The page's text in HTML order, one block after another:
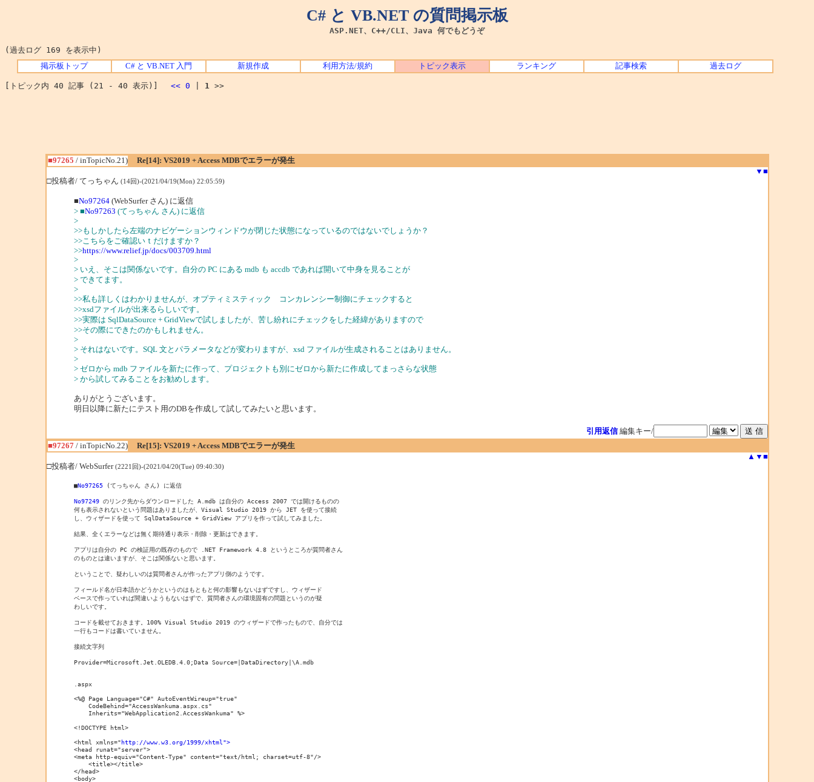
C# と VB.NET の質問掲示板
ASP.NET、C++/CLI、Java 何でもどうぞ
(過去ログ 169 を表示中)
掲示板トップ C# と VB.NET 入門 新規作成 利用方法/規約 トピック表示 ランキング 記事検索 過去ログ
[トピック内 40 記事 (21 - 40 表示)] << 0 1 >>
■97265 / inTopicNo.21)
Re[14]: VS2019 + Access MDBでエラーが発生
▼ ■
□投稿者/ てっちゃん (14回)-(2021/04/19(Mon) 22:05:59)
■No97264(WebSurfer さん) に返信
> ■No97263 (てっちゃん さん) に返信
>
>>もしかしたら左端のナビゲーションウィンドウが閉じた状態になっているのではないでしょうか？
>>こちらをご確認いｔだけますか？
>>https://www.relief.jp/docs/003709.html
>
> いえ、そこは関係ないです。自分の PC にある mdb も accdb であれば開いて中身を見ることが
> できてます。
>
>>私も詳しくはわかりませんが、オプティミスティック コンカレンシー制御にチェックすると
>>xsdファイルが出来るらしいです。
>>実際は SqlDataSource + GridViewで試しましたが、苦し紛れにチェックをした経緯がありますので
>>その際にできたのかもしれません。
>
> それはないです。SQL 文とパラメータなどが変わりますが、xsd ファイルが生成されることはありません。
>
> ゼロから mdb ファイルを新たに作って、プロジェクトも別にゼロから新たに作成してまっさらな状態
> から試してみることをお勧めします。
ありがとうございます。
明日以降に新たにテスト用のDBを作成して試してみたいと思います。
引用返信 編集キー/
■97267/ inTopicNo.22)
Re[15]: VS2019 + Access MDBでエラーが発生
▲ ▼ ■
□投稿者/ WebSurfer(2221回)-(2021/04/20(Tue) 09:40:30)
■No97265 (てっちゃん さん) に返信
No97249 のリンク先からダウンロードした A.mdb は自分の Access 2007 では開けるものの
何も表示されないという問題はありましたが、Visual Studio 2019 から JET を使って接続
し、ウィザードを使って SqlDataSource + GridView アプリを作って試してみました。
結果、全くエラーなどは無く期待通り表示・削除・更新はできます。
アプリは自分の PC の検証用の既存のもので .NET Framework 4.8 というところが質問者さん
のものとは違いますが、そこは関係ないと思います。
ということで、疑わしいのは質問者さんが作ったアプリ側のようです。
フィールド名が日本語かどうかというのはもともと何の影響もないはずですし、ウィザード
ベースで作っていれば間違いようもないはずで、質問者さんの環境固有の問題というのが疑
わしいです。
コードを載せておきます。100% Visual Studio 2019 のウィザードで作ったもので、自分では
一行もコードは書いていません。
接続文字列
Provider=Microsoft.Jet.OLEDB.4.0;Data Source=|DataDirectory|\A.mdb
.aspx
<%@ Page Language="C#" AutoEventWireup="true"
    CodeBehind="AccessWankuma.aspx.cs"
    Inherits="WebApplication2.AccessWankuma" %>
<!DOCTYPE html>
<html xmlns="http://www.w3.org/1999/xhtml">
<head runat="server">
<meta http-equiv="Content-Type" content="text/html; charset=utf-8"/>
    <title></title>
</head>
<body>